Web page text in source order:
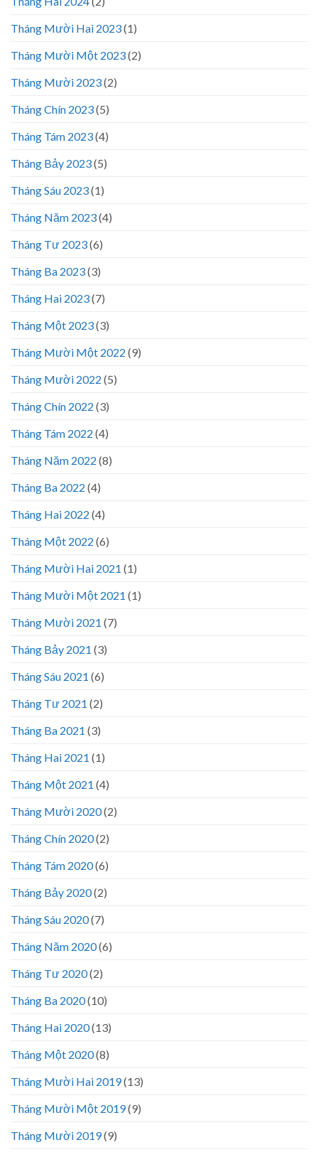
Tháng Mười Hai 2023(1)
Tháng Mười Một 2023(2)
Tháng Mười 2023(2)
Tháng Chín 2023(5)
Tháng Tám 2023(4)
Tháng Bảy 2023(5)
Tháng Sáu 2023(1)
Tháng Năm 2023(4)
Tháng Tư 2023(6)
Tháng Ba 2023(3)
Tháng Hai 2023(7)
Tháng Một 2023(3)
Tháng Mười Một 2022 (9)
Tháng Mười 2022 (5)
Tháng Chín 2022 (3)
Tháng Tám 2022 (4)
Tháng Năm 2022 (8)
Tháng Ba 2022 (4)
Tháng Hai 2022 (4)
Tháng Một 2022 (6)
Tháng Mười Hai 2021 (1)
Tháng Mười Một 2021 (1)
Tháng Mười 2021 (7)
Tháng Bảy 2021 (3)
Tháng Sáu 2021 (6)
Tháng Tư 2021 (2)
Tháng Ba 2021 (3)
Tháng Hai 2021 (1)
Tháng Một 2021 (4)
Tháng Mười 2020(2)
Tháng Chín 2020(2)
Tháng Tám 2020(6)
Tháng Bảy 2020(2)
Tháng Sáu 2020(7)
Tháng Năm 2020(6)
Tháng Tư 2020(2)
Tháng Ba 2020(10)
Tháng Hai 2020(13)
Tháng Một 2020(8)
Tháng Mười Hai 2019(13)
Tháng Mười Một 2019(9)
Tháng Mười 2019(9)